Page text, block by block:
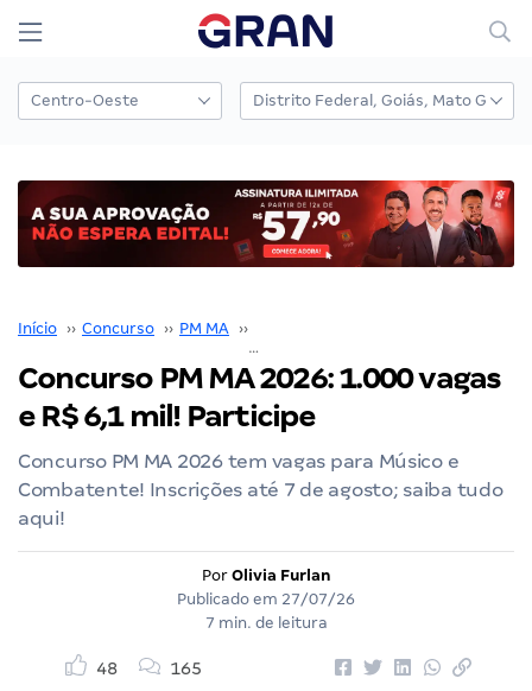
Início ›› Concurso ›› PM MA ››
Concurso PM MA 2026: 1.000 vagas
e R$ 6,1 mil! Participe
Concurso PM MA 2026 tem vagas para Músico e
Combatente! Inscrições até 7 de agosto; saiba tudo
aqui!
Por Olivia Furlan
Publicado em 27/07/26
7 min. de leitura
48 165